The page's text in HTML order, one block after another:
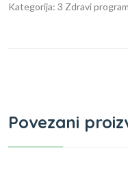
Kategorija: 3 Zdravi
Povezani